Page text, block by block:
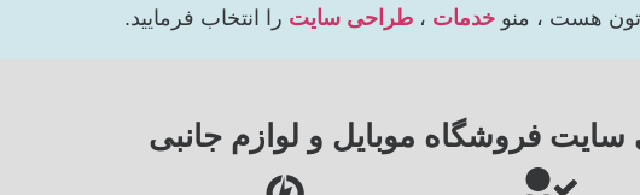
هست ، منوخدمات ،طراحی سایت را انتخاب فرمایید.
فروشگاه موبایل و لوازم جانبی